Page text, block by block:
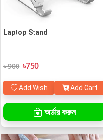
Laptop Stand
৳ 900 ৳750
Add Wish Add Cart
অর্ডার করুন